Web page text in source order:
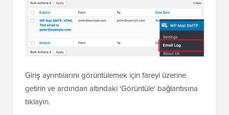
Giriş ayrıntılarını görüntülemek için fareyi üzerine
getirin ve ardından altındaki 'Görüntüle' bağlantısına
tıklayın.